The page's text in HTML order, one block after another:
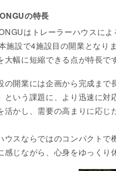
の特長
はトレーラーハウスに
施設で4施設目の開業となり
大幅に短縮できる点が特長で
の開業には企画から完成ま
という課題に、より迅速に対
活かし、需要の高まりに応
ウスならではのコンパクト
感じながら、心身をゆっく